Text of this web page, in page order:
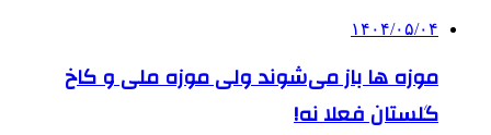
۱۴۰۴/۰۵/۰۴
موزه ها باز می‌شوند ولی موزه ملی و کاخ
گلستان فعلا نه!